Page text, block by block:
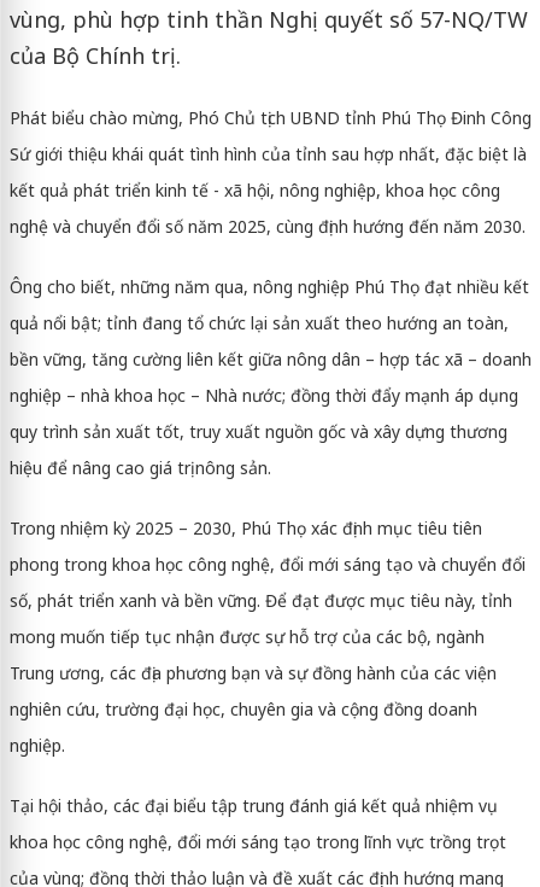
vùng, phù hợp tinh thần Nghị quyết số 57-NQ/TW
của Bộ Chính trị.
Phát biểu chào mừng, Phó Chủ tịch UBND tỉnh Phú Thọ Đinh Công
Sứ giới thiệu khái quát tình hình của tỉnh sau hợp nhất, đặc biệt là
kết quả phát triển kinh tế - xã hội, nông nghiệp, khoa học công
nghệ và chuyển đổi số năm 2025, cùng định hướng đến năm 2030.
Ông cho biết, những năm qua, nông nghiệp Phú Thọ đạt nhiều kết
quả nổi bật; tỉnh đang tổ chức lại sản xuất theo hướng an toàn,
bền vững, tăng cường liên kết giữa nông dân – hợp tác xã – doanh
nghiệp – nhà khoa học – Nhà nước; đồng thời đẩy mạnh áp dụng
quy trình sản xuất tốt, truy xuất nguồn gốc và xây dựng thương
hiệu để nâng cao giá trị nông sản.
Trong nhiệm kỳ 2025 – 2030, Phú Thọ xác định mục tiêu tiên
phong trong khoa học công nghệ, đổi mới sáng tạo và chuyển đổi
số, phát triển xanh và bền vững. Để đạt được mục tiêu này, tỉnh
mong muốn tiếp tục nhận được sự hỗ trợ của các bộ, ngành
Trung ương, các địa phương bạn và sự đồng hành của các viện
nghiên cứu, trường đại học, chuyên gia và cộng đồng doanh
nghiệp.
Tại hội thảo, các đại biểu tập trung đánh giá kết quả nhiệm vụ
khoa học công nghệ, đổi mới sáng tạo trong lĩnh vực trồng trọt
của vùng; đồng thời thảo luận và đề xuất các định hướng mang